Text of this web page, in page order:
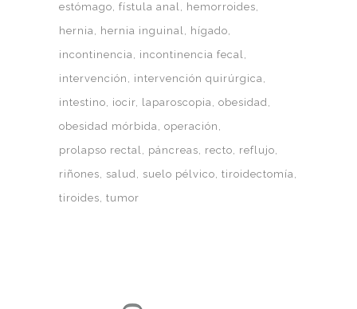
estómago fístula anal
hemorroides
hernia
hernia inguinal
hígado
incontinencia
incontinencia fecal
intervención
intervención quirúrgica
intestino
iocir laparoscopia obesidad
obesidad mórbida operación
prolapso rectal
páncreas recto
reflujo
riñones
salud suelo pélvico tiroidectomía
tiroides tumor